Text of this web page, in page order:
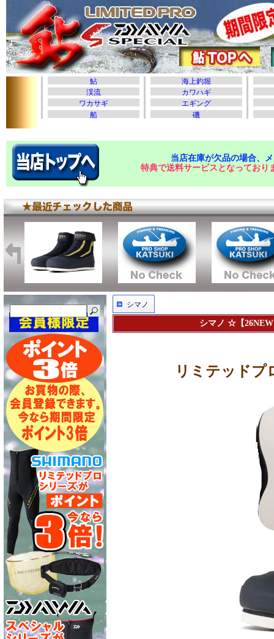
当店在庫が欠品の場合、
特典で送料サービスとなっており
シマノ
シマノ ☆【
リミテッドプ